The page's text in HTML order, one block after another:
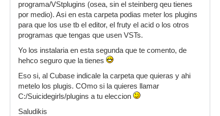
programa/VStplugins (osea, sin el steinberg qeu tienes
por medio). Asi en esta carpeta podias meter los plugins
para que los use tb el editor, el fruty el acid o los otros
programas que tengas que usen VSTs.
Yo los instalaria en esta segunda que te comento, de
hehco seguro que la tienes
Eso si, al Cubase indicale la carpeta que quieras y ahi
metelo los plugis. COmo si la quieres llamar
C:/Suicidegirls/plugins a tu eleccion
Saludikis